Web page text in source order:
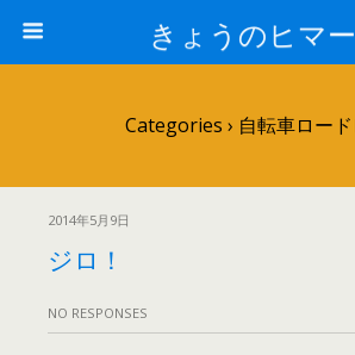
きょうのヒマ
Categories › 自転車ロー
2014年5月9日
ジロ！
NO RESPONSES